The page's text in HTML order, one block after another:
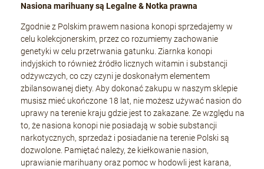
Nasiona marihuany są Legalne & Notka prawna
Zgodnie z Polskim prawem nasiona konopi sprzedajemy w
celu kolekcjonerskim, przez co rozumiemy zachowanie
genetyki w celu przetrwania gatunku. Ziarnka konopi
indyjskich to również źródło licznych witamin i substancji
odżywczych, co czy czyni je doskonałym elementem
zbilansowanej diety. Aby dokonać zakupu w naszym sklepie
musisz mieć ukończone 18 lat, nie możesz używać nasion do
uprawy na terenie kraju gdzie jest to zakazane. Ze względu na
to, że nasiona konopi nie posiadają w sobie substancji
narkotycznych, sprzedaż i posiadanie na terenie Polski są
dozwolone. Pamiętać należy, że kiełkowanie nasion,
uprawianie marihuany oraz pomoc w hodowli jest karana,